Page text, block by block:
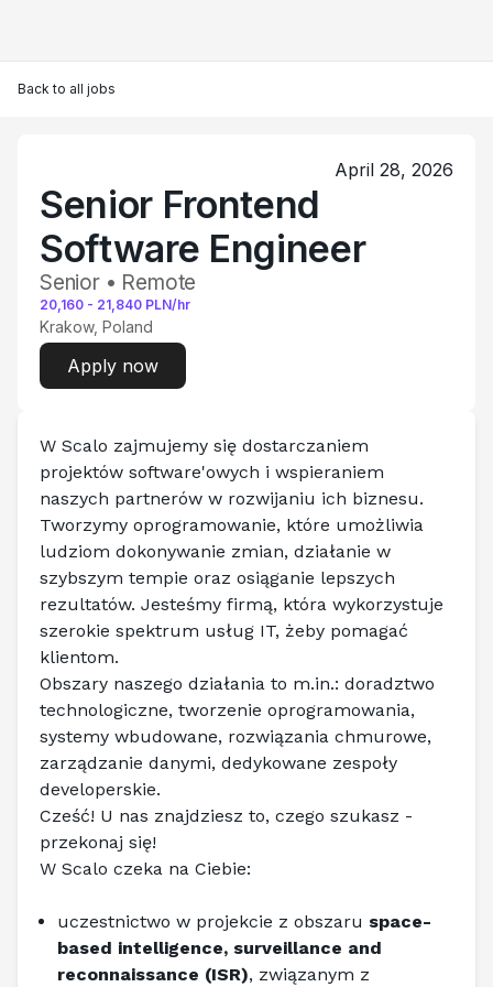
Back to all jobs
April 28, 2026
Senior Frontend
Software Engineer
Senior • Remote
20,160 - 21,840 PLN/hr
Krakow, Poland
Apply now
W Scalo zajmujemy się dostarczaniem
projektów software'owych i wspieraniem
naszych partnerów w rozwijaniu ich biznesu.
Tworzymy oprogramowanie, które umożliwia
ludziom dokonywanie zmian, działanie w
szybszym tempie oraz osiąganie lepszych
rezultatów. Jesteśmy firmą, która wykorzystuje
szerokie spektrum usług IT, żeby pomagać
klientom.
Obszary naszego działania to m.in.: doradztwo
technologiczne, tworzenie oprogramowania,
systemy wbudowane, rozwiązania chmurowe,
zarządzanie danymi, dedykowane zespoły
developerskie.
Cześć! U nas znajdziesz to, czego szukasz -
przekonaj się!
W Scalo czeka na Ciebie:
uczestnictwo w projekcie z obszaru space-
based intelligence, surveillance and
reconnaissance (ISR), związanym z